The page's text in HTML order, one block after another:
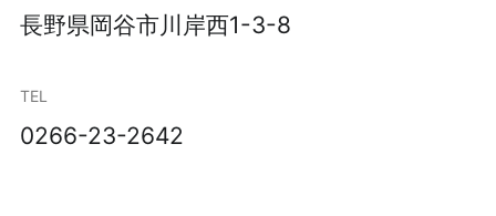
長野県岡谷市川岸西1-3-8
TEL
0266-23-2642